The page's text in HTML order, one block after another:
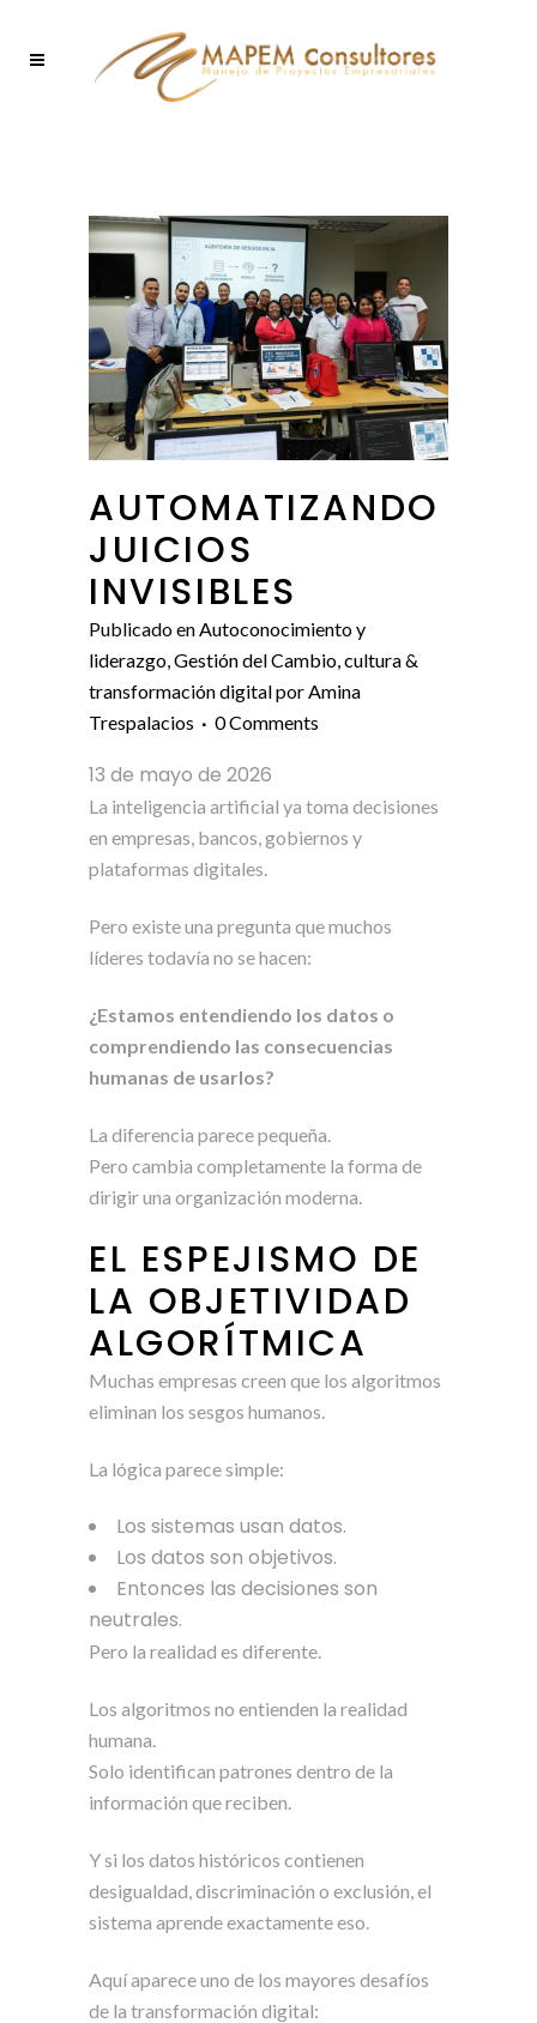
AUTOMATIZANDO
JUICIOS
INVISIBLES
Publicado enAutoconocimiento y
liderazgo,Gestión del Cambio, cultura &
transformación digitalporAmina
Trespalacios
0 Comments
13 de mayo de 2026
La inteligencia artificial ya toma decisiones
en empresas, bancos, gobiernos y
plataformas digitales.
Pero existe una pregunta que muchos
líderes todavía no se hacen:
¿Estamos entendiendo los datos o
comprendiendo las consecuencias
humanas de usarlos?
La diferencia parece pequeña.
Pero cambia completamente la forma de
dirigir una organización moderna.
EL ESPEJISMO DE
LA OBJETIVIDAD
ALGORÍTMICA
Muchas empresas creen que los algoritmos
eliminan los sesgos humanos.
La lógica parece simple:
Los sistemas usan datos.
Los datos son objetivos.
Entonces las decisiones son
neutrales.
Pero la realidad es diferente.
Los algoritmos no entienden la realidad
humana.
Solo identifican patrones dentro de la
información que reciben.
Y si los datos históricos contienen
desigualdad, discriminación o exclusión, el
sistema aprende exactamente eso.
Aquí aparece uno de los mayores desafíos
de la transformación digital: